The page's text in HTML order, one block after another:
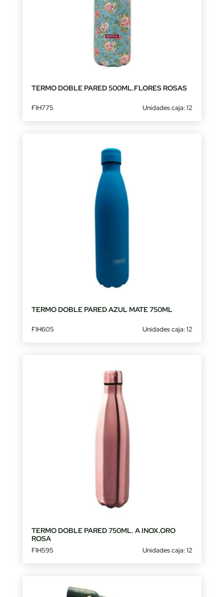
TERMO DOBLE PARED 500ML.FLORES ROSAS
FIH775 Unidades caja: 12
TERMO DOBLE PARED AZUL MATE 750ML
FIH605 Unidades caja: 12
TERMO DOBLE PARED 750ML. A INOX.ORO
ROSA
FIH595 Unidades caja: 12